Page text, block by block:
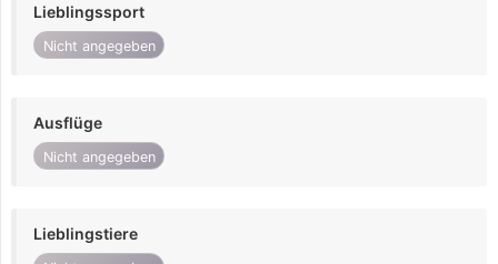
Lieblingssport
Nicht angegeben
Ausflüge
Nicht angegeben
Lieblingstiere